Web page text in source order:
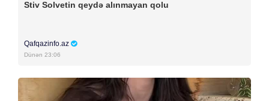
Stiv Solvetin qeydə alınmayan qolu
Qafqazinfo.az
Dünən 23:06